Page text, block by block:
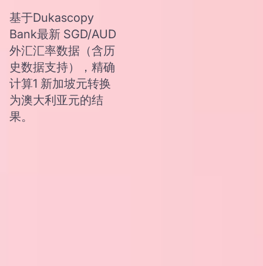
基于Dukascopy
Bank最新 SGD/AUD
外汇汇率数据（含历
史数据支持），精确
计算1 新加坡元转换
为澳大利亚元的结
果。